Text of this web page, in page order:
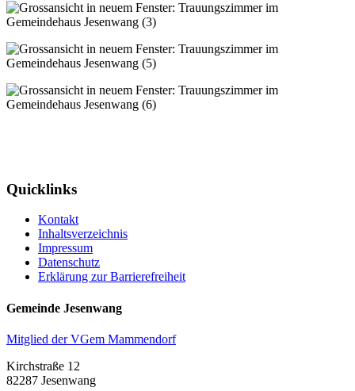
Quicklinks
Kontakt
Inhaltsverzeichnis
Impressum
Datenschutz
Erklärung zur Barrierefreiheit
Gemeinde Jesenwang
Mitglied der VGem Mammendorf
Kirchstraße 12
82287 Jesenwang